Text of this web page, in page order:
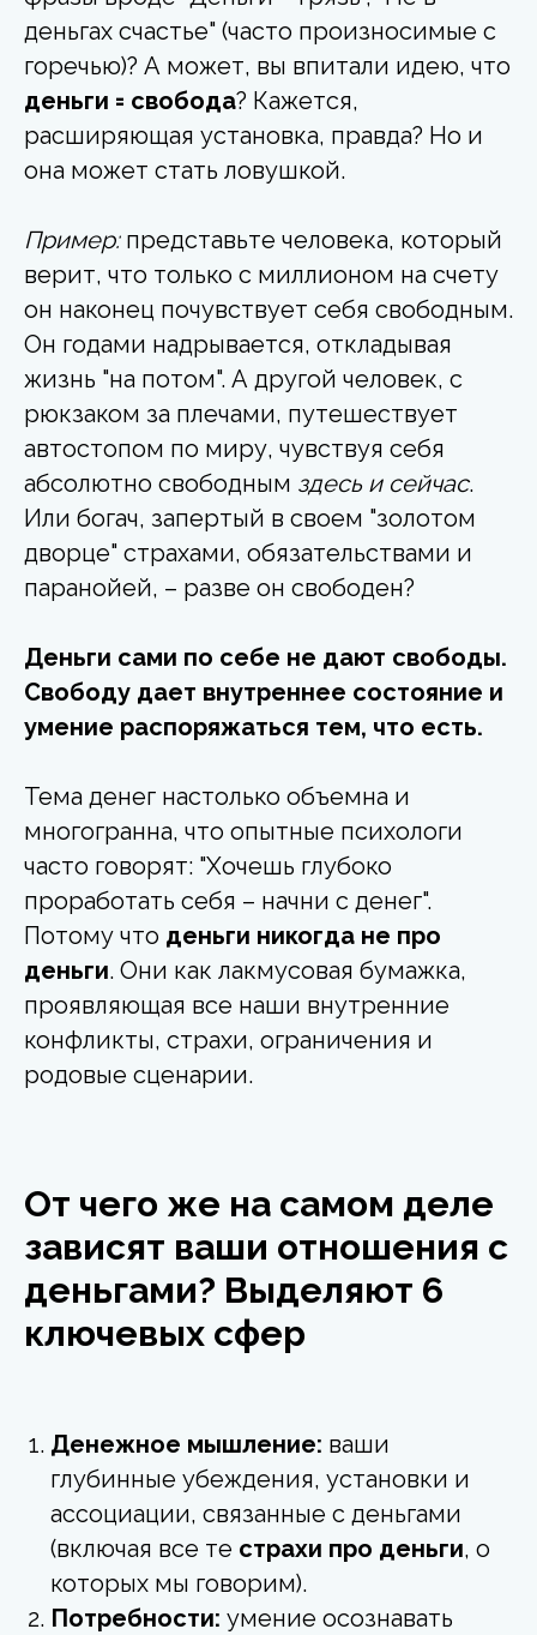
деньгах счастье" (часто произносимые с
горечью)? А может, вы впитали идею, что
деньги = свобода? Кажется,
расширяющая установка, правда? Но и
она может стать ловушкой.
Пример: представьте человека, который
верит, что только с миллионом на счету
он наконец почувствует себя свободным.
Он годами надрывается, откладывая
жизнь "на потом". А другой человек, с
рюкзаком за плечами, путешествует
автостопом по миру, чувствуя себя
абсолютно свободным здесь и сейчас.
Или богач, запертый в своем "золотом
дворце" страхами, обязательствами и
паранойей, – разве он свободен?
Деньги сами по себе не дают свободы.
Свободу дает внутреннее состояние и
умение распоряжаться тем, что есть.
Тема денег настолько объемна и
многогранна, что опытные психологи
часто говорят: "Хочешь глубоко
проработать себя – начни с денег".
Потому что деньги никогда не про
деньги. Они как лакмусовая бумажка,
проявляющая все наши внутренние
конфликты, страхи, ограничения и
родовые сценарии.
От чего же на самом деле
зависят ваши отношения с
деньгами? Выделяют 6
ключевых сфер
Денежное мышление: ваши
глубинные убеждения, установки и
ассоциации, связанные с деньгами
(включая все те страхи про деньги, о
которых мы говорим).
Потребности: умение осознавать